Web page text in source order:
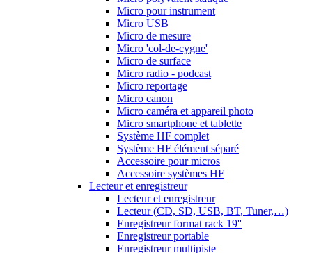
Micro pour instrument
Micro USB
Micro de mesure
Micro 'col-de-cygne'
Micro de surface
Micro radio - podcast
Micro reportage
Micro canon
Micro caméra et appareil photo
Micro smartphone et tablette
Système HF complet
Système HF élément séparé
Accessoire pour micros
Accessoire systèmes HF
Lecteur et enregistreur
Lecteur et enregistreur
Lecteur (CD, SD, USB, BT, Tuner,…)
Enregistreur format rack 19''
Enregistreur portable
Enregistreur multipiste